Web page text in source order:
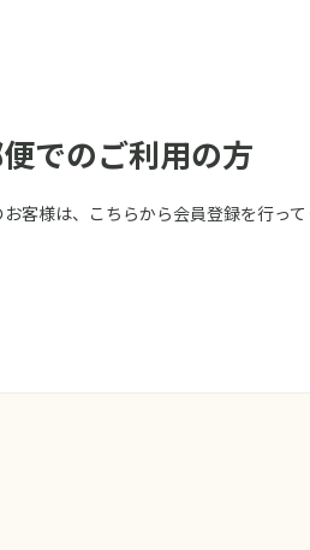
でのご利用の方
客様は、こちらから会員登録を行って